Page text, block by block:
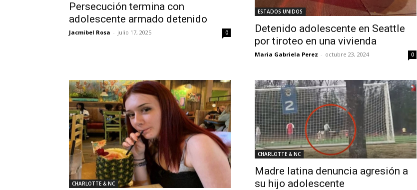
Persecución termina con
adolescente armado detenido
Jacmibel Rosa - julio 17, 2025 0
ESTADOS UNIDOS
Detenido adolescente en Seattle
por tiroteo en una vivienda
Maria Gabriela Perez - octubre 23, 2024 0
CHARLOTTE & NC
CHARLOTTE & NC
Madre latina denuncia agresión a
su hijo adolescente